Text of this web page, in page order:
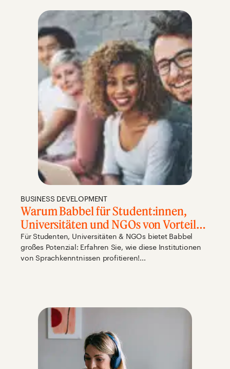
BUSINESS DEVELOPMENT
Warum Babbel für Student:innen,
Universitäten und NGOs von Vorteil
ist
Für Studenten, Universitäten & NGOs bietet Babbel
großes Potenzial: Erfahren Sie, wie diese Institutionen
von Sprachkenntnissen profitieren!...